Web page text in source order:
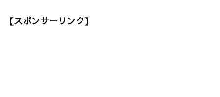
【スポンサーリンク】